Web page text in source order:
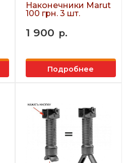
Наконечники Marut
100 грн. 3 шт.
1 900 р.
Подробнее